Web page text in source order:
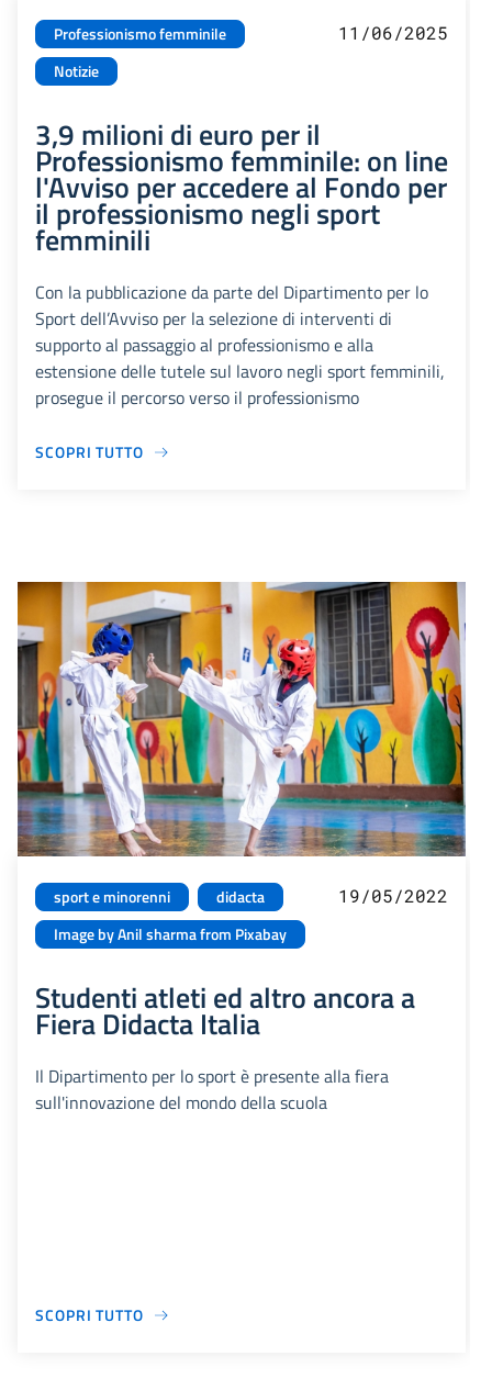
Professionismo femminile
Notizie
11/06/2025
3,9 milioni di euro per il
Professionismo femminile: on line
l'Avviso per accedere al Fondo per
il professionismo negli sport
femminili
Con la pubblicazione da parte del Dipartimento per lo
Sport dell’Avviso per la selezione di interventi di
supporto al passaggio al professionismo e alla
estensione delle tutele sul lavoro negli sport femminili,
prosegue il percorso verso il professionismo
SCOPRI TUTTO
sport e minorenni
didacta
Image by Anil sharma from Pixabay
19/05/2022
Studenti atleti ed altro ancora a
Fiera Didacta Italia
Il Dipartimento per lo sport è presente alla fiera
sull'innovazione del mondo della scuola
SCOPRI TUTTO